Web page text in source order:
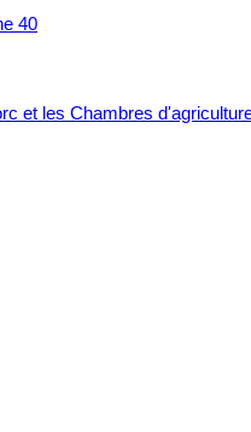
40
et les Chambres